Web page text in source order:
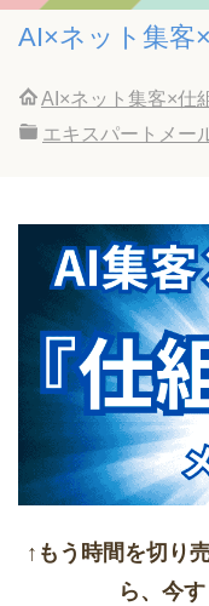
AI×ネット集客
AI×ネット集客×仕
エキスパートメー
↑もう時間を切り
ら、今